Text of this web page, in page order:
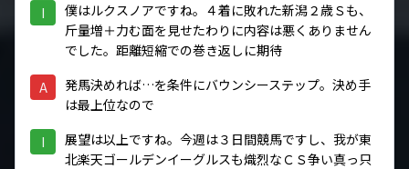
I
僕はルクスノアですね。４着に敗れた新潟２歳Ｓも、
斤量増＋力む面を見せたわりに内容は悪くありません
でした。距離短縮での巻き返しに期待
A
発馬決めれば…を条件にバウンシーステップ。決め手
は最上位なので
I
展望は以上ですね。今週は３日間競馬ですし、我が東
北楽天ゴールデンイーグルスも熾烈なＣＳ争い真っ只